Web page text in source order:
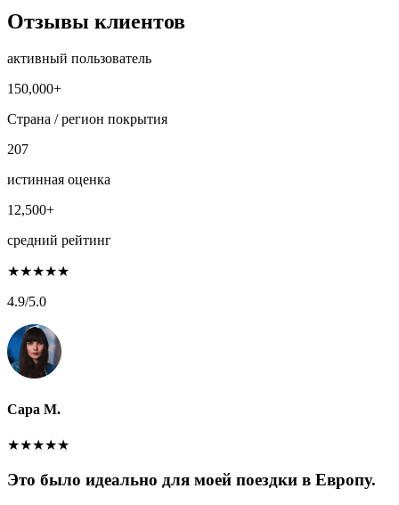
Отзывы клиентов
активный пользователь
150,000+
Страна / регион покрытия
207
истинная оценка
12,500+
средний рейтинг
★★★★★
4.9/5.0
Сара М.
★★★★★
Это было идеально для моей поездки в Европу.